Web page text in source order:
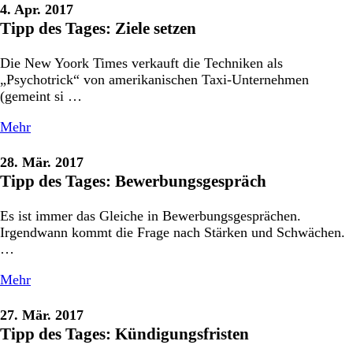
4. Apr. 2017
Tipp des Tages: Ziele setzen
Die New Yoork Times verkauft die Techniken als
„Psychotrick“ von amerikanischen Taxi-Unternehmen
(gemeint si …
Mehr
28. Mär. 2017
Tipp des Tages: Bewerbungsgespräch
Es ist immer das Gleiche in Bewerbungsgesprächen.
Irgendwann kommt die Frage nach Stärken und Schwächen.
…
Mehr
27. Mär. 2017
Tipp des Tages: Kündigungsfristen